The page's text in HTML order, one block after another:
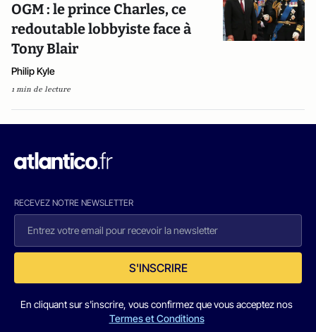
OGM : le prince Charles, ce
redoutable lobbyiste face à
Tony Blair
Philip Kyle
1 min de lecture
RECEVEZ NOTRE NEWSLETTER
S'INSCRIRE
En cliquant sur s'inscrire, vous confirmez que vous acceptez nos
Termes et Conditions